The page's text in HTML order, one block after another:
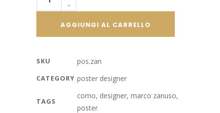
designer,
Zanuso
AGGIUNGI AL CARRELLO
SKU pos.zan
CATEGORY poster designer
TAGS
como, designer, marco zanuso,
poster